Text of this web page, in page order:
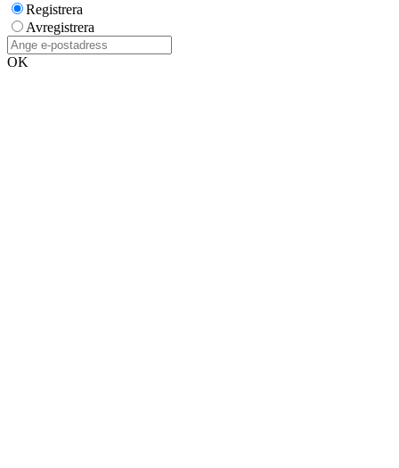
Registrera
Avregistrera
OK